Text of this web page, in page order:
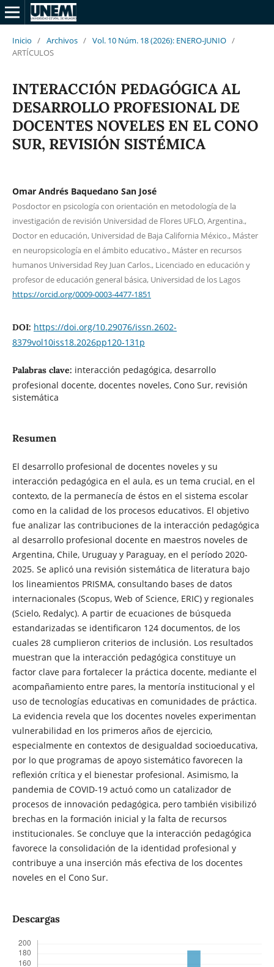
Inicio / Archivos / Vol. 10 Núm. 18 (2026): ENERO-JUNIO /
ARTÍCULOS
INTERACCIÓN PEDAGÓGICA AL
DESARROLLO PROFESIONAL DE
DOCENTES NOVELES EN EL CONO
SUR, REVISIÓN SISTÉMICA
Omar Andrés Baquedano San José
Posdoctor en psicología con orientación en metodología de la
investigación de revisión Universidad de Flores UFLO, Argentina.,
Doctor en educación, Universidad de Baja California México., Máster
en neuropsicología en el ámbito educativo., Máster en recursos
humanos Universidad Rey Juan Carlos., Licenciado en educación y
profesor de educación general básica, Universidad de los Lagos
https://orcid.org/0009-0003-4477-1851
DOI: https://doi.org/10.29076/issn.2602-
8379vol10iss18.2026pp120-131p
Palabras clave: interacción pedagógica, desarrollo
profesional docente, docentes noveles, Cono Sur, revisión
sistemática
Resumen
El desarrollo profesional de docentes noveles y su
interacción pedagógica en el aula, es un tema crucial, en el
contexto, de la permanecía de éstos en el sistema escolar
como en la calidad de los procesos educativos. El objetivo
fue analizar las contribuciones de la interacción pedagógica
al desarrollo profesional docente en maestros noveles de
Argentina, Chile, Uruguay y Paraguay, en el período 2020-
2025. Se aplicó una revisión sistemática de literatura bajo
los lineamientos PRISMA, consultando bases de datos
internacionales (Scopus, Web of Science, ERIC) y regionales
(Scielo, Redalyc). A partir de ecuaciones de búsqueda
estandarizadas se identificaron 124 documentos, de los
cuales 28 cumplieron criterios de inclusión. Los resultados
muestran que la interacción pedagógica constituye un
factor clave para fortalecer la práctica docente, mediante el
acompañamiento entre pares, la mentoría institucional y el
uso de tecnologías educativas en comunidades de práctica.
La evidencia revela que los docentes noveles experimentan
vulnerabilidad en los primeros años de ejercicio,
especialmente en contextos de desigualdad socioeducativa,
por lo que programas de apoyo sistemático favorecen la
reflexión crítica y el bienestar profesional. Asimismo, la
pandemia de COVID-19 actuó como un catalizador de
procesos de innovación pedagógica, pero también visibilizó
brechas en la formación inicial y la falta de recursos
institucionales. Se concluye que la interacción pedagógica
favorece la consolidación de la identidad profesional y
contribuye a una inserción más efectiva de los docentes
noveles en el Cono Sur.
Descargas